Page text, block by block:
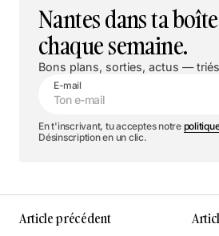
Nantes dans ta
chaque semaine.
Bons plans, sorties, actus —
E-mail
En t'inscrivant, tu acceptes notre
Désinscription en un clic.
Article précédent